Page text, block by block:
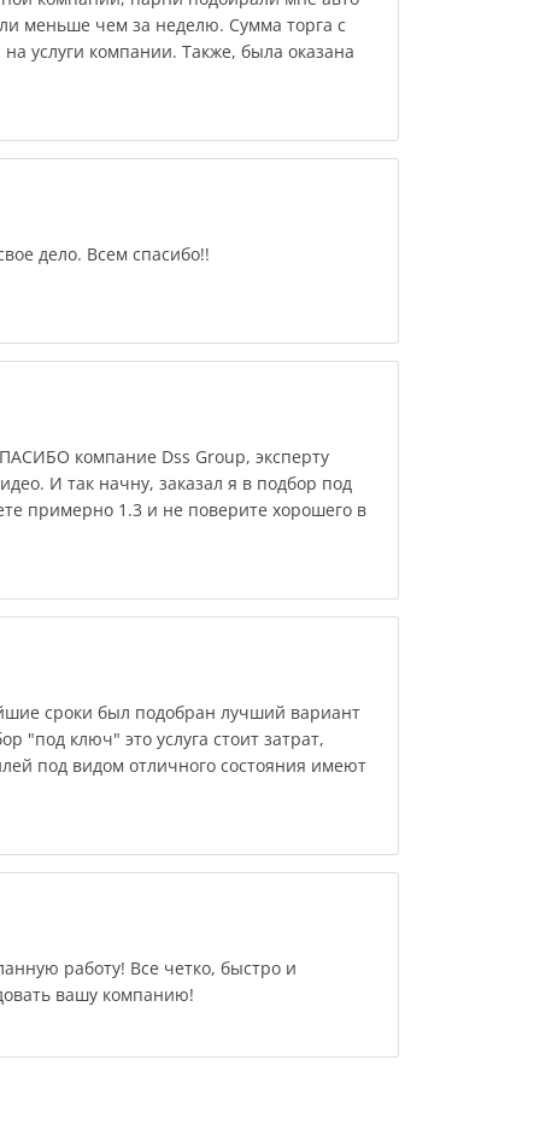
меньше чем за неделю. Сумма торга с
услуги компании. Также, была оказана
дело. Всем спасибо!!
компание Dss Group, эксперту
И так начну, заказал я в подбор под
примерно 1.3 и не поверите хорошего в
сроки был подобран лучший вариант
"под ключ" это услуга стоит затрат,
под видом отличного состояния имеют
работу! Все четко, быстро и
вашу компанию!